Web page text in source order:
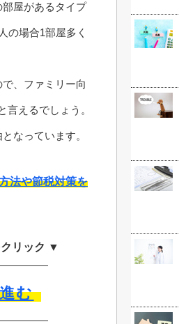
屋があるタイプ
の場合1部屋多く
、ファミリー向
えるでしょう。
なっています。
法や節税対策を
リック ▼
む